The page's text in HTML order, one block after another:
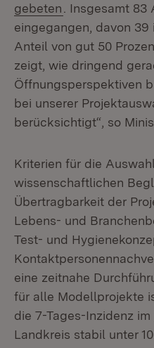
gebeten
. Insgesamt
eingegangen, davon 39
Anteil von gut 50
zeigt, wie dringend
Öffnungsperspektiven
bei unserer
berücksichtigt“, so
Kriterien für die
wissenschaftlichen
Übertragbarkeit der
Lebens- und
Test- und
eine zeitnahe
für alle Modellprojekte
die 7-Tages-Inzidenz
Landkreis stabil unter